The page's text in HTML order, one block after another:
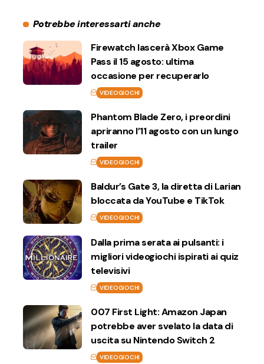
Potrebbe interessarti anche
Firewatch lascerà Xbox Game
Pass il 15 agosto: ultima
occasione per recuperarlo
VIDEOGIOCHI
Phantom Blade Zero, i preordini
apriranno l’11 agosto con un lungo
trailer
VIDEOGIOCHI
Baldur’s Gate 3, la diretta di Larian
bloccata da YouTube e TikTok
VIDEOGIOCHI
Dalla prima serata ai pulsanti: i
migliori videogiochi ispirati ai quiz
televisivi
VIDEOGIOCHI
007 First Light: Amazon Japan
potrebbe aver svelato la data di
uscita su Nintendo Switch 2
VIDEOGIOCHI